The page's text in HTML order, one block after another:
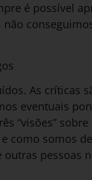
é possível
As críticas
eventuais
“visões”
como somos
pessoas